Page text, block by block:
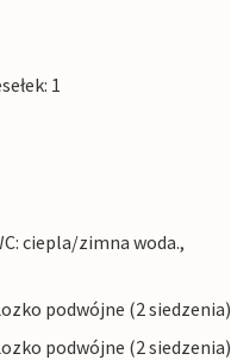
1
ciepla/zimna woda.,
podwójne (2 siedzenia)
podwójne (2 siedzenia)